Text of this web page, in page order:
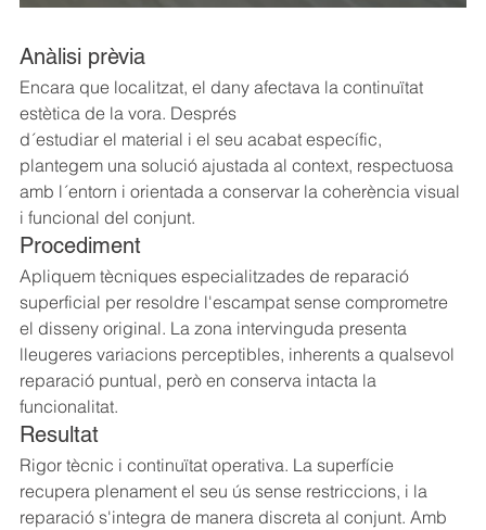
Anàlisi prèvia
Encara que localitzat, el dany afectava la continuïtat
estètica de la vora. Després
d´estudiar el material i el seu acabat específic,
plantegem una solució ajustada al context, respectuosa
amb l´entorn i orientada a conservar la coherència visual
i funcional del conjunt.
Procediment
Apliquem tècniques especialitzades de reparació
superficial per resoldre l'escampat sense comprometre
el disseny original. La zona intervinguda presenta
lleugeres variacions perceptibles, inherents a qualsevol
reparació puntual, però en conserva intacta la
funcionalitat.
Resultat
Rigor tècnic i continuïtat operativa. La superfície
recupera plenament el seu ús sense restriccions, i la
reparació s'integra de manera discreta al conjunt. Amb